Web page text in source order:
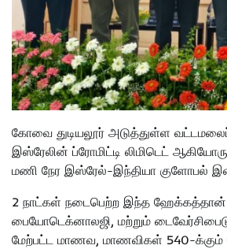
கோவை துடியலூர் அடுத்துள்ள
இஸ்ரேலின் ப்ரோமிட்டி லிமிடெட்
மணி நேர இஸ்ரேல்-இந்தியா குளோபல்
2 நாட்கள் நடைபெற்ற இந்த ஹேக்கத்தான்
பையோடெக்னாலஜி, மற்றும்
மேற்பட்ட மாணவ, மாணவிகள் 540-க்கும்